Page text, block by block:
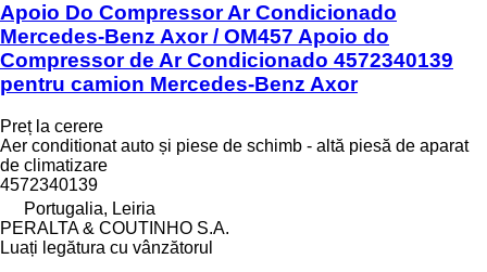
Apoio Do Compressor Ar Condicionado
Mercedes-Benz Axor / OM457 Apoio do
Compressor de Ar Condicionado 4572340139
pentru camion Mercedes-Benz Axor
Preț la cerere
Aer conditionat auto și piese de schimb - altă piesă de aparat
de climatizare
4572340139
Portugalia, Leiria
PERALTA & COUTINHO S.A.
Luați legătura cu vânzătorul